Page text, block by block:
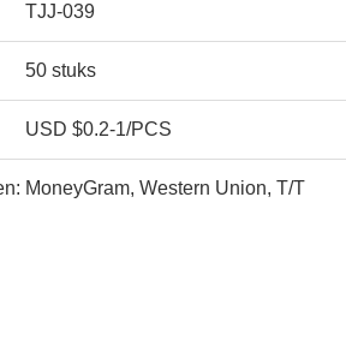
TJJ-039
50 stuks
USD $0.2-1/PCS
MoneyGram, Western Union, T/T